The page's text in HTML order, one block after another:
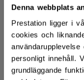
Denna webbplats
Prestation ligger i
cookies och
personligt innehåll.
grundläggande
XS S
ANTAL
LÄGG I